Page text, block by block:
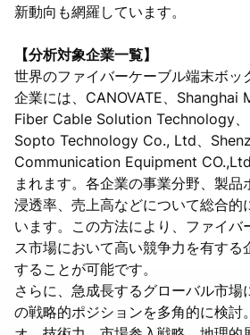
新動向も網羅しています。
【分析対象企業一覧】
世界のファイバーケーブル端末ボッ
企業には、CANOVATE、Shanghai
Fiber Cable Solution Technology、
Sopto Technology Co., Ltd、
Communication Equipment
まれます。各企業の事業分野、製
浸透率、売上高などについて総合的
います。この方法により、ファイバ
ス市場において高い競争力を有する
することが可能です。
さらに、急成長するグローバル市場
の戦略的ポジションを多角的に検討